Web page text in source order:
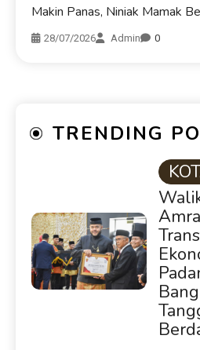
Makin Panas, Niniak Mamak
28/07/2026 Admin 0
TRENDING